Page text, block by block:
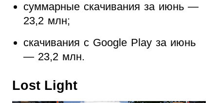
суммарные скачивания за июнь —
23,2 млн;
скачивания с Google Play за июнь
— 23,2 млн.
Lost Light